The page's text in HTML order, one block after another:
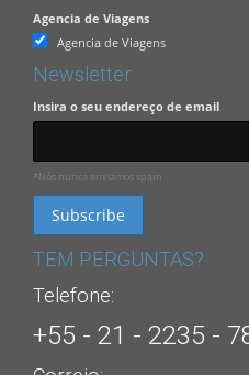
Agencia de Viagens
Agencia de Viagens
Newsletter
Insira o seu endereço de email
*Nós nunca enviamos spam
TEM PERGUNTAS?
Telefone:
+55 - 21 - 2235 -